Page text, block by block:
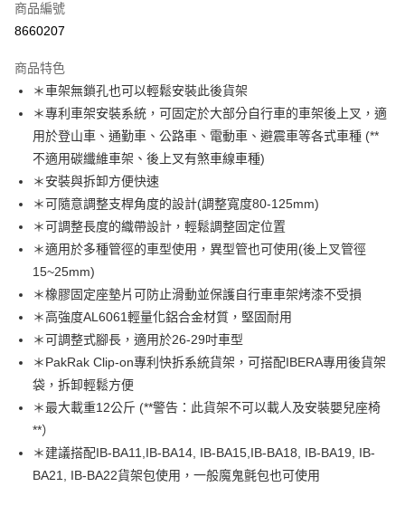
信用卡分期付款
合作金庫商業銀行
華南商業銀行
彰化商業銀行
上海商業儲蓄銀行
台北富邦商業銀行
國泰世華商業銀行
兆豐國際商業銀行
臺灣中小企業銀行
台中商業銀行
匯豐（台灣）商業銀行
聯邦商業銀行
元大商業銀行
永豐商業銀行
玉山商業銀行
星展（台灣）商業銀行
台新國際商業銀行
中國信託商業銀行
台灣樂天信用卡公司
6 期 0 利率 每期
華南商業銀行
彰化商業銀行
上海商業儲蓄銀行
台北富邦商業銀行
國泰世華商業銀行
兆豐國際商業銀行
臺灣中小企業銀行
匯豐（台灣）商業銀行
華泰商業銀行
聯邦商業銀行
遠東國際商業銀行
元大商業銀行
永豐商業銀行
玉山商業銀行
星展（台灣）商業銀行
台新國際商業銀行
台灣樂天信用卡公司
LINE Pay
Apple Pay
街口支付
悠遊付
Google Pay
ATM付款
運送方式
付款後門市自取
每筆NT$85，滿NT$799(含以上)免運費
商品編號
8660207
商品特色
＊車架無鎖孔也可以輕鬆安裝此後貨架
＊專利車架安裝系統，可固定於大部分自行車的車架後上叉，適
用於登山車、通勤車、公路車、電動車、避震車等各式車種 (**
不適用碳纖維車架、後上叉有煞車線車種)
＊安裝與拆卸方便快速
＊可隨意調整支桿角度的設計(調整寬度80-125mm)
＊可調整長度的織帶設計，輕鬆調整固定位置
＊適用於多種管徑的車型使用，異型管也可使用(後上叉管徑
15~25mm)
＊橡膠固定座墊片可防止滑動並保護自行車車架烤漆不受損
＊高強度AL6061輕量化鋁合金材質，堅固耐用
＊可調整式腳長，適用於26-29吋車型
＊PakRak Clip-on專利快拆系統貨架，可搭配IBERA專用後貨架
袋，拆卸輕鬆方便
＊最大載重12公斤 (**警告：此貨架不可以載人及安裝嬰兒座椅
**）
＊建議搭配IB-BA11,IB-BA14, IB-BA15,IB-BA18, IB-BA19, IB-
BA21, IB-BA22貨架包使用，一般魔鬼氈包也可使用